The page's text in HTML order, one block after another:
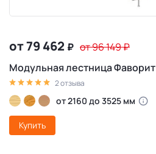
от 79 462 ₽ от 96 149₽
Модульная лестница Фаворит
2 отзыва
от 2160 до 3525 мм
Купить